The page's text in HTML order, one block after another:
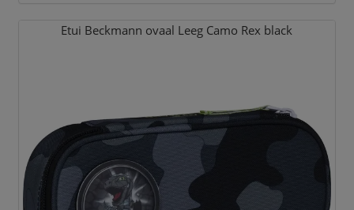
Etui Beckmann ovaal Leeg Camo Rex black